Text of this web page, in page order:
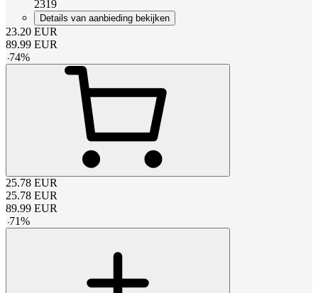
2319
Details van aanbieding bekijken
23.20 EUR
89.99 EUR
-74%
25.78 EUR
25.78 EUR
89.99 EUR
-71%